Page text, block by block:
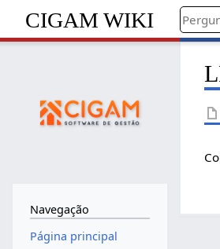
CIGAM WIKI
Navegação
Página principal